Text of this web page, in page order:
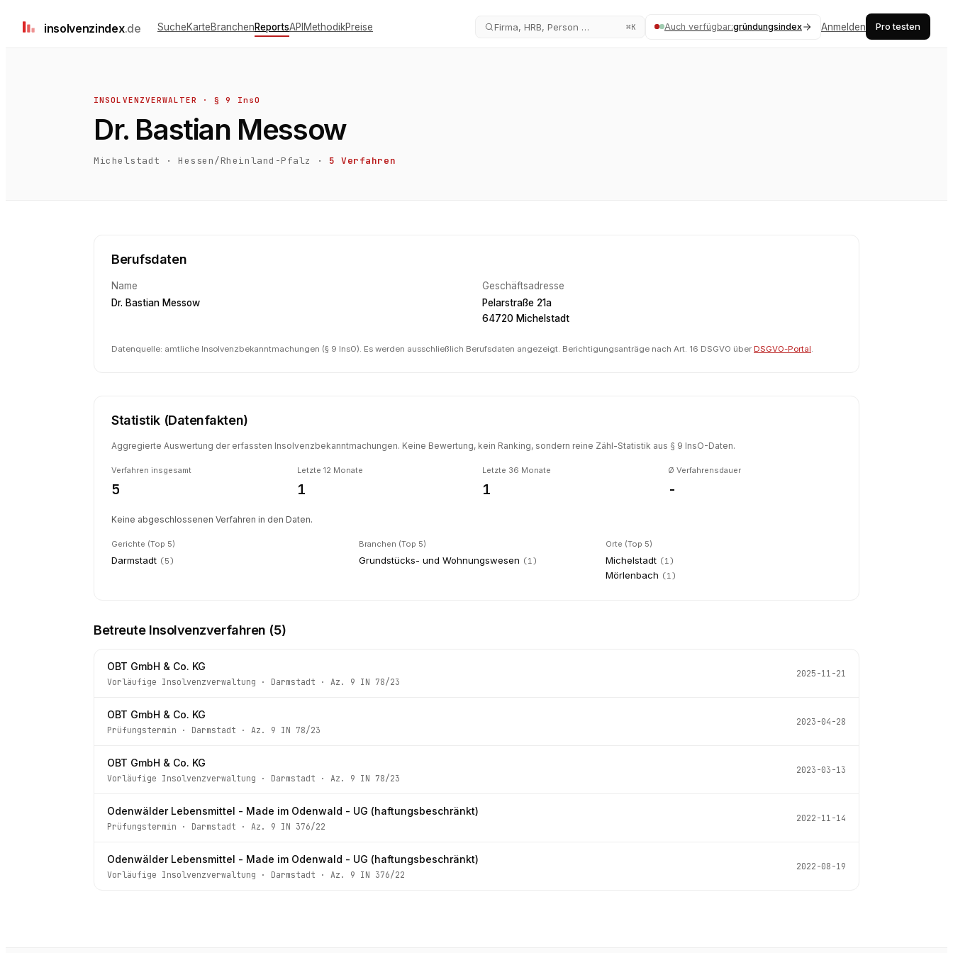
insolvenzindex.de SucheKarteBranchenReportsAPIMethodikPreise Firma, HRB, Person … ⌘K Auch verfügbar:gründungsindex Anmelden Pro testen
INSOLVENZVERWALTER · § 9 InsO
Dr. Bastian Messow
Michelstadt ·Hessen/Rheinland-Pfalz · 5 Verfahren
Berufsdaten
Name
Dr. Bastian Messow
Geschäftsadresse
Pelarstraße 21a
64720 Michelstadt
Datenquelle: amtliche Insolvenzbekanntmachungen (§ 9 InsO). Es werden ausschließlich Berufsdaten angezeigt. Berichtigungsanträge nach Art. 16 DSGVO über DSGVO-Portal.
Statistik (Datenfakten)
Aggregierte Auswertung der erfassten Insolvenzbekanntmachungen. Keine Bewertung, kein Ranking, sondern reine Zähl-Statistik aus § 9 InsO-Daten.
Verfahren insgesamt
5
Letzte 12 Monate
1
Letzte 36 Monate
1
Ø Verfahrensdauer
-
Keine abgeschlossenen Verfahren in den Daten.
Gerichte (Top 5)
Darmstadt (5)
Branchen (Top 5)
Grundstücks- und Wohnungswesen (1)
Orte (Top 5)
Michelstadt (1)
Mörlenbach (1)
Betreute Insolvenzverfahren (5)
OBT GmbH & Co. KG
Vorläufige Insolvenzverwaltung · Darmstadt · Az. 9 IN 78/23
2025-11-21
OBT GmbH & Co. KG
Prüfungstermin · Darmstadt · Az. 9 IN 78/23
2023-04-28
OBT GmbH & Co. KG
Vorläufige Insolvenzverwaltung · Darmstadt · Az. 9 IN 78/23
2023-03-13
Odenwälder Lebensmittel - Made im Odenwald - UG (haftungsbeschränkt)
Prüfungstermin · Darmstadt · Az. 9 IN 376/22
2022-11-14
Odenwälder Lebensmittel - Made im Odenwald - UG (haftungsbeschränkt)
Vorläufige Insolvenzverwaltung · Darmstadt · Az. 9 IN 376/22
2022-08-19